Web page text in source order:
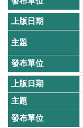
便
民
資
訊
機
關
通
訊
錄